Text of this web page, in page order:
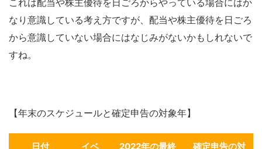
これは配当や株主優待を日ごろからやっている場合にはか
なり意識している考え方ですが、配当や株主優待を日ごろ
から意識していない場合にはなじみがないかもしれないで
すね。
【年末のスケジュールと確定申告の対象年】
日付
イベ
2022年の最終
確定申告の対